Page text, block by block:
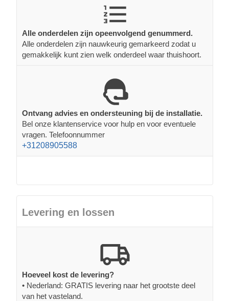
Alle onderdelen zijn opeenvolgend genummerd.
Alle onderdelen zijn nauwkeurig gemarkeerd zodat u
gemakkelijk kunt zien welk onderdeel waar thuishoort.
Ontvang advies en ondersteuning bij de installatie.
Bel onze klantenservice voor hulp en voor eventuele
vragen. Telefoonnummer
+31208905588
Levering en lossen
Hoeveel kost de levering?
• Nederland: GRATIS levering naar het grootste deel
van het vasteland.